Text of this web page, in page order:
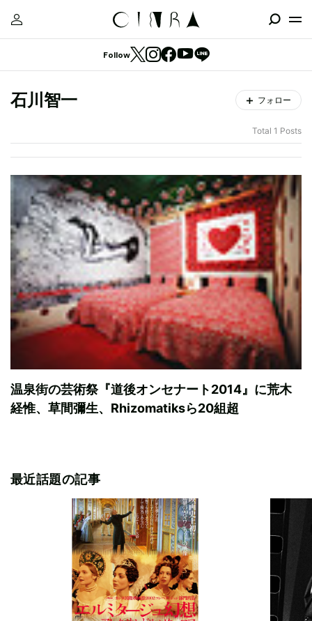
Follow
石川智一 フォロー
Total 1 Posts
温泉街の芸術祭『道後オンセナート2014』に荒木
経惟、草間彌生、Rhizomatiksら20組超
最近話題の記事